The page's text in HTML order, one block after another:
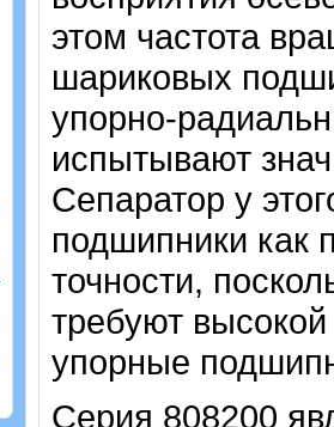
этом частота
шариковых
упорно-
испытывают
Сепаратор у
подшипники как
точности,
требуют
упорные
Серия 808200